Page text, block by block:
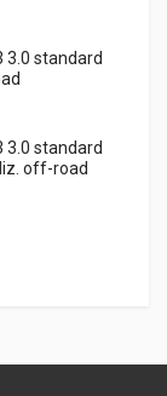
3.0 standard
3.0 standard
off-road